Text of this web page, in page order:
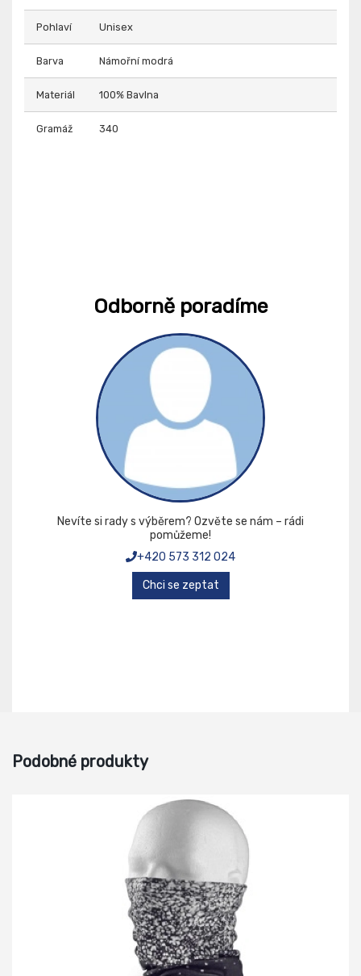
Pohlaví Unisex
Barva Námořní modrá
Materiál 100% Bavlna
Gramáž 340
Odborně poradíme
Nevíte si rady s výběrem? Ozvěte se nám – rádi
pomůžeme!
+420 573 312 024
Chci se zeptat
Podobné produkty